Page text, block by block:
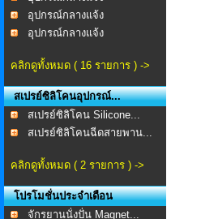
อุปกรณ์กลางแจ้ง
อุปกรณ์กลางแจ้ง
คลิกดูทั้งหมด ( 16 รายการ ) ->
สเปรย์ซิลิโคนอุปกรณ์...
สเปรย์ซิลิโคน Silicone...
สเปรย์ซิลิโคนฉีดสายพาน...
คลิกดูทั้งหมด ( 2 รายการ ) ->
โปรโมชั่นประจำเดือน
จักรยานนั่งปั่น Magnet...